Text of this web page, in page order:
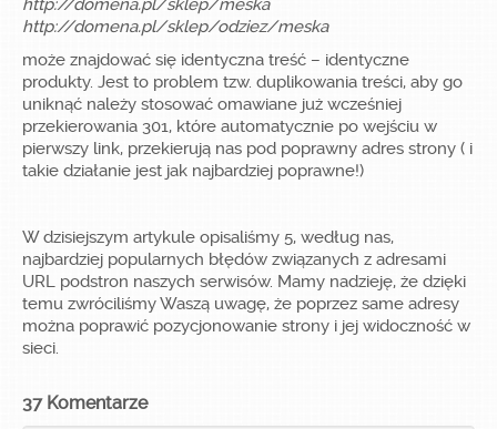
http://domena.pl/sklep/meska
http://domena.pl/sklep/odziez/meska
może znajdować się identyczna treść – identyczne
produkty. Jest to problem tzw. duplikowania treści, aby go
uniknąć należy stosować omawiane już wcześniej
przekierowania 301, które automatycznie po wejściu w
pierwszy link, przekierują nas pod poprawny adres strony ( i
takie działanie jest jak najbardziej poprawne!)
W dzisiejszym artykule opisaliśmy 5, według nas,
najbardziej popularnych błędów związanych z adresami
URL podstron naszych serwisów. Mamy nadzieję, że dzięki
temu zwróciliśmy Waszą uwagę, że poprzez same adresy
można poprawić pozycjonowanie strony i jej widoczność w
sieci.
37 Komentarze